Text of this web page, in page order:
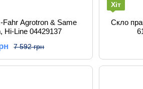
Agrotron & Same
Hi-Line 04429137
7 592 грн
Хіт
Скло